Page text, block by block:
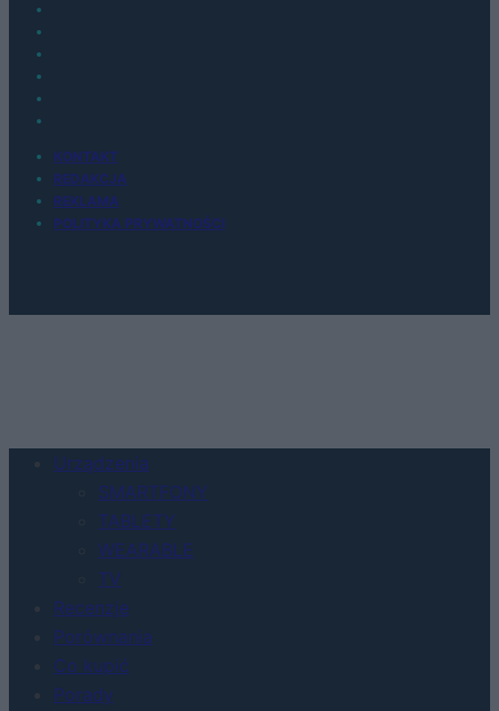
KONTAKT
REDAKCJA
REKLAMA
POLITYKA PRYWATNOŚCI
Urządzenia
SMARTFONY
TABLETY
WEARABLE
TV
Recenzje
Porównania
Co kupić
Porady